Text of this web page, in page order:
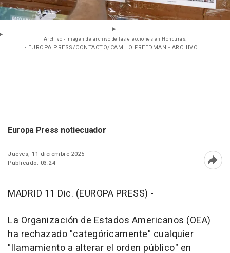
Archivo - Imagen de archivo de las elecciones en Honduras.
- EUROPA PRESS/CONTACTO/CAMILO FREEDMAN - ARCHIVO
Europa Press notiecuador
Jueves, 11 diciembre 2025
Publicado: 03:24
MADRID 11 Dic. (EUROPA PRESS) -
La Organización de Estados Americanos (OEA)
ha rechazado "categóricamente" cualquier
"llamamiento a alterar el orden público" en